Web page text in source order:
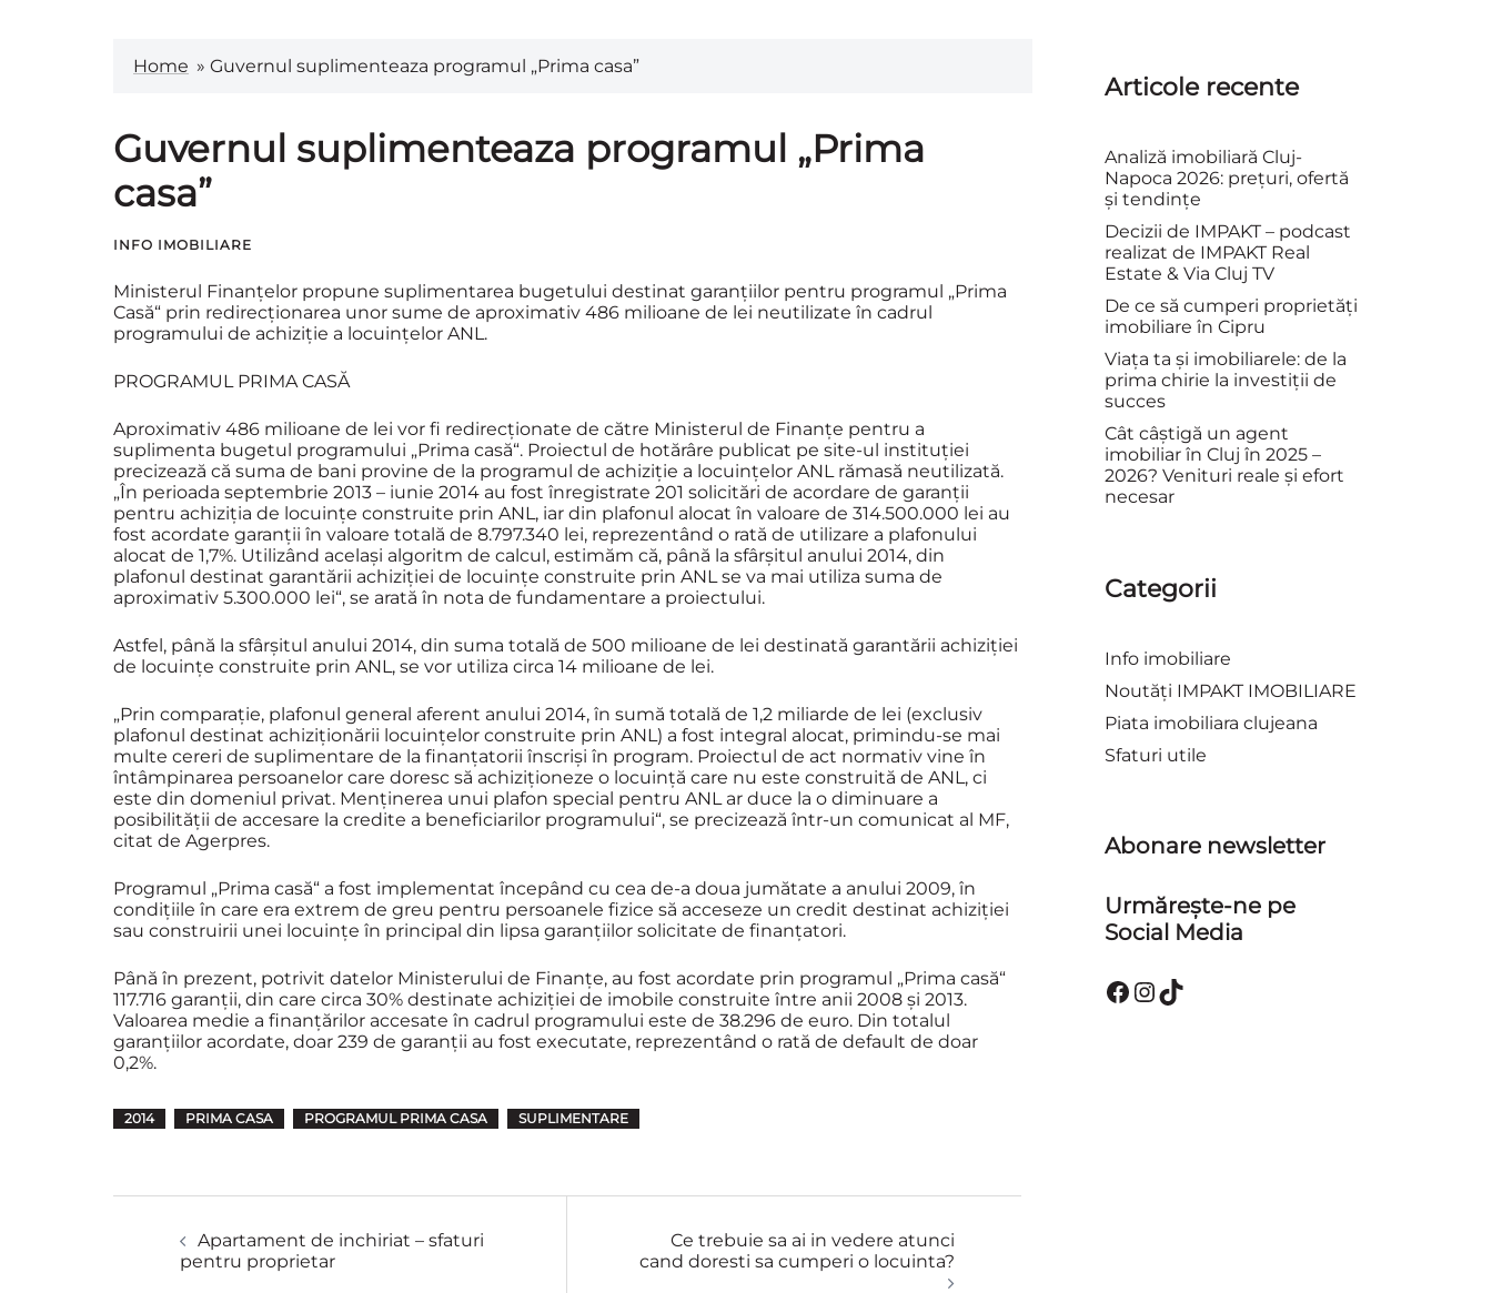
Home » Guvernul suplimenteaza programul „Prima casa”
Guvernul suplimenteaza programul „Prima
casa”
INFO IMOBILIARE
Ministerul Finanţelor propune suplimentarea bugetului destinat garanţiilor pentru programul „Prima
Casă“ prin redirecţionarea unor sume de aproximativ 486 milioane de lei neutilizate în cadrul
programului de achiziţie a locuinţelor ANL.
PROGRAMUL PRIMA CASĂ
Aproximativ 486 milioane de lei vor fi redirecţionate de către Ministerul de Finanţe pentru a
suplimenta bugetul programului „Prima casă“. Proiectul de hotărâre publicat pe site-ul instituţiei
precizează că suma de bani provine de la programul de achiziţie a locuinţelor ANL rămasă neutilizată.
„În perioada septembrie 2013 – iunie 2014 au fost înregistrate 201 solicitări de acordare de garanţii
pentru achiziţia de locuinţe construite prin ANL, iar din plafonul alocat în valoare de 314.500.000 lei au
fost acordate garanţii în valoare totală de 8.797.340 lei, reprezentând o rată de utilizare a plafonului
alocat de 1,7%. Utilizând acelaşi algoritm de calcul, estimăm că, până la sfârşitul anului 2014, din
plafonul destinat garantării achiziţiei de locuinţe construite prin ANL se va mai utiliza suma de
aproximativ 5.300.000 lei“, se arată în nota de fundamentare a proiectului.
Astfel, până la sfârşitul anului 2014, din suma totală de 500 milioane de lei destinată garantării achiziţiei
de locuinţe construite prin ANL, se vor utiliza circa 14 milioane de lei.
„Prin comparaţie, plafonul general aferent anului 2014, în sumă totală de 1,2 miliarde de lei (exclusiv
plafonul destinat achiziţionării locuinţelor construite prin ANL) a fost integral alocat, primindu-se mai
multe cereri de suplimentare de la finanţatorii înscrişi în program. Proiectul de act normativ vine în
întâmpinarea persoanelor care doresc să achiziţioneze o locuinţă care nu este construită de ANL, ci
este din domeniul privat. Menţinerea unui plafon special pentru ANL ar duce la o diminuare a
posibilităţii de accesare la credite a beneficiarilor programului“, se precizează într-un comunicat al MF,
citat de Agerpres.
Programul „Prima casă“ a fost implementat începând cu cea de-a doua jumătate a anului 2009, în
condiţiile în care era extrem de greu pentru persoanele fizice să acceseze un credit destinat achiziţiei
sau construirii unei locuinţe în principal din lipsa garanţiilor solicitate de finanţatori.
Până în prezent, potrivit datelor Ministerului de Finanţe, au fost acordate prin programul „Prima casă“
117.716 garanţii, din care circa 30% destinate achiziţiei de imobile construite între anii 2008 şi 2013.
Valoarea medie a finanţărilor accesate în cadrul programului este de 38.296 de euro. Din totalul
garanţiilor acordate, doar 239 de garanţii au fost executate, reprezentând o rată de default de doar
0,2%.
2014 PRIMA CASA PROGRAMUL PRIMA CASA SUPLIMENTARE
Apartament de inchiriat – sfaturi
pentru proprietar
Ce trebuie sa ai in vedere atunci
cand doresti sa cumperi o locuinta?
Articole recente
Analiză imobiliară Cluj-
Napoca 2026: prețuri, ofertă
și tendințe
Decizii de IMPAKT – podcast
realizat de IMPAKT Real
Estate & Via Cluj TV
De ce să cumperi proprietăți
imobiliare în Cipru
Viața ta și imobiliarele: de la
prima chirie la investiții de
succes
Cât câștigă un agent
imobiliar în Cluj în 2025 –
2026? Venituri reale și efort
necesar
Categorii
Info imobiliare
Noutăți IMPAKT IMOBILIARE
Piata imobiliara clujeana
Sfaturi utile
Abonare newsletter
Urmărește-ne pe
Social Media
Facebook
Instagram
TikTok